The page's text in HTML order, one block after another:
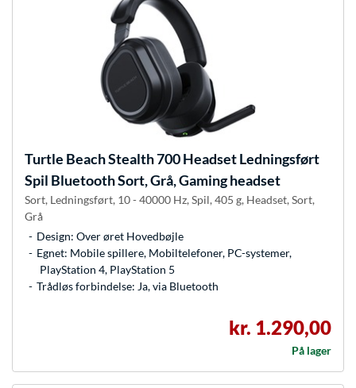
Turtle BeachStealth 700 Headset Ledningsført
Spil Bluetooth Sort, Grå, Gaming headset
Sort, Ledningsført, 10 - 40000 Hz, Spil, 405 g, Headset, Sort,
Grå
Design: Over øret Hovedbøjle
Egnet: Mobile spillere, Mobiltelefoner, PC-systemer,
PlayStation 4, PlayStation 5
Trådløs forbindelse: Ja, via Bluetooth
kr. 1.290,00
På lager